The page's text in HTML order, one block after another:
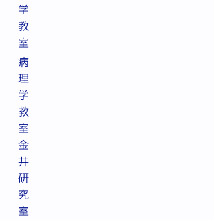
学
教
室
病
理
学
教
室
金
井
研
究
室